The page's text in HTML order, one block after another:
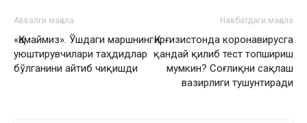
Аввалги мақола
«Қамаймиз». Ўшдаги маршнинг
уюштирувчилари таҳдидлар
бўлганини айтиб чиқишди
Навбатдаги мақола
Қирғизистонда коронавирусга
қандай қилиб тест топшириш
мумкин? Соғлиқни сақлаш
вазирлиги тушунтиради